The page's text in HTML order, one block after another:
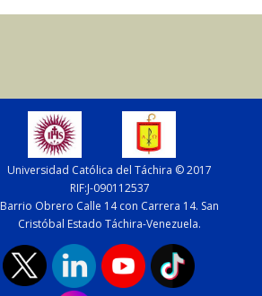
Universidad Católica del Táchira © 2017
RIF:J-090112537
Barrio Obrero Calle 14 con Carrera 14. San
Cristóbal Estado Táchira-Venezuela.